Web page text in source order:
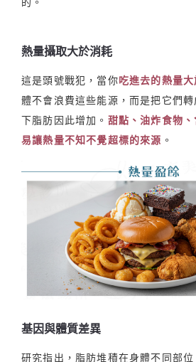
熱量攝取大於消耗
這是頭號戰犯，當你吃進去的熱量
體不會浪費這些能源，而是把它們
下脂肪因此增加。 甜點、油炸食物
易讓熱量不知不覺超標的來源 。
基因與體質差異
研究指出，脂肪堆積在身體不同部